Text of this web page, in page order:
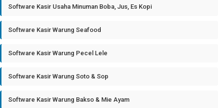
Software Kasir Usaha Minuman Boba, Jus, Es Kopi
Software Kasir Warung Seafood
Software Kasir Warung Pecel Lele
Software Kasir Warung Soto & Sop
Software Kasir Warung Bakso & Mie Ayam